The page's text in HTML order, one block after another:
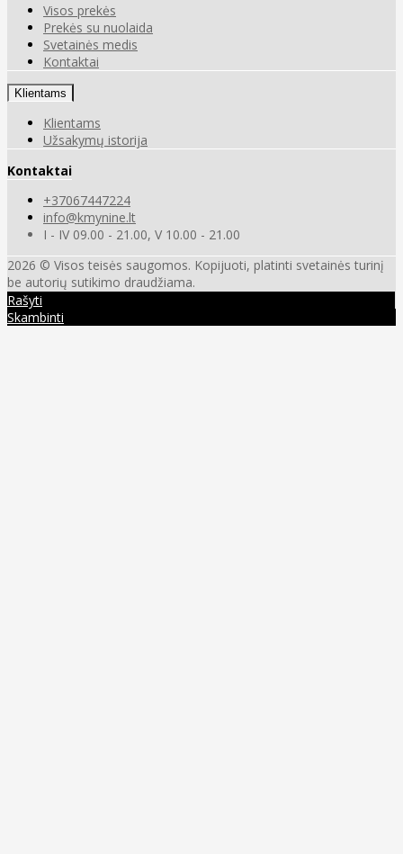
Visos prekės
Prekės su nuolaida
Svetainės medis
Kontaktai
Klientams
Klientams
Užsakymų istorija
Kontaktai
+37067447224
info@kmynine.lt
I - IV 09.00 - 21.00, V 10.00 - 21.00
2026 © Visos teisės saugomos. Kopijuoti, platinti svetainės turinį
be autorių sutikimo draudžiama.
Rašyti
Skambinti